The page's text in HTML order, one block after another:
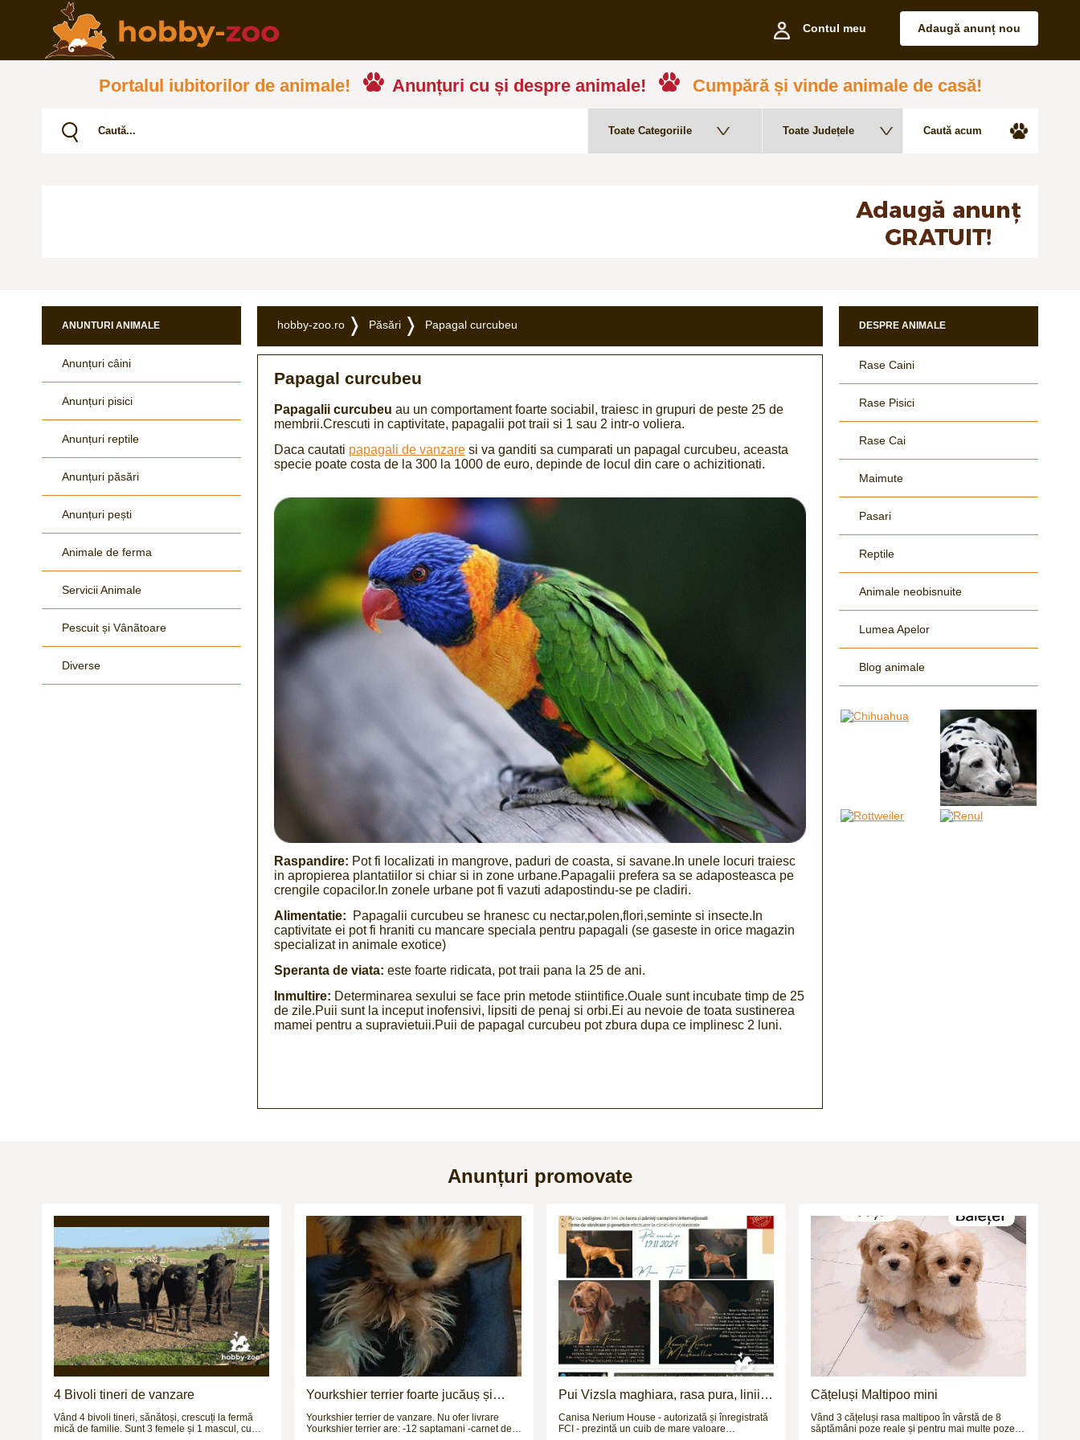
Contul meu Adaugă anunț nou
Portalul iubitorilor de animale! Anunțuri cu și despre animale! Cumpără și vinde animale de casă!
ANUNTURI ANIMALE
Anunțuri câini
Anunțuri pisici
Anunțuri reptile
Anunțuri păsări
Anunțuri pești
Animale de ferma
Servicii Animale
Pescuit și Vânãtoare
Diverse
hobby-zoo.ro Păsări Papagal curcubeu
Papagal curcubeu
Papagalii curcubeu au un comportament foarte sociabil, traiesc in grupuri de peste 25 de
membrii.Crescuti in captivitate, papagalii pot traii si 1 sau 2 intr-o voliera.
Daca cautati papagali de vanzare si va ganditi sa cumparati un papagal curcubeu, aceasta
specie poate costa de la 300 la 1000 de euro, depinde de locul din care o achizitionati.
Raspandire: Pot fi localizati in mangrove, paduri de coasta, si savane.In unele locuri traiesc
in apropierea plantatiilor si chiar si in zone urbane.Papagalii prefera sa se adaposteasca pe
crengile copacilor.In zonele urbane pot fi vazuti adapostindu-se pe cladiri.
Alimentatie: Papagalii curcubeu se hranesc cu nectar,polen,flori,seminte si insecte.In
captivitate ei pot fi hraniti cu mancare speciala pentru papagali (se gaseste in orice magazin
specializat in animale exotice)
Speranta de viata: este foarte ridicata, pot traii pana la 25 de ani.
Inmultire: Determinarea sexului se face prin metode stiintifice.Ouale sunt incubate timp de 25
de zile.Puii sunt la inceput inofensivi, lipsiti de penaj si orbi.Ei au nevoie de toata sustinerea
mamei pentru a supravietuii.Puii de papagal curcubeu pot zbura dupa ce implinesc 2 luni.
DESPRE ANIMALE
Rase Caini
Rase Pisici
Rase Cai
Maimute
Pasari
Reptile
Animale neobisnuite
Lumea Apelor
Blog animale
Anunțuri promovate
4 Bivoli tineri de vanzare
Vând 4 bivoli tineri, sănătoși, crescuți la fermă
mică de familie. Sunt 3 femele și 1 mascul, cu
Yourkshier terrier foarte jucăuș și
Yourkshier terrier de vanzare. Nu ofer livrare
Yourkshier terrier are: -12 saptamani -carnet de
Pui Vizsla maghiara, rasa pura, linii
Canisa Nerium House - autorizată și înregistrată
FCI - prezintă un cuib de mare valoare
Cățeluși Maltipoo mini
Vând 3 cățeluși rasa maltipoo în vârstă de 8
săptămâni poze reale și pentru mai multe poze și